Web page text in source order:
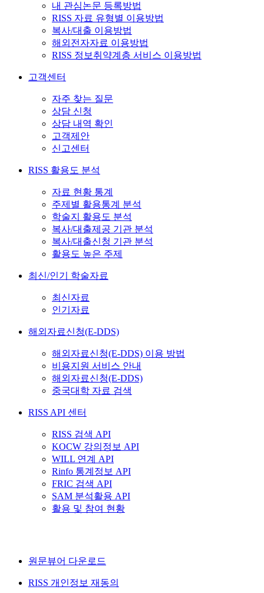
내 관심논문 등록방법
RISS 자료 유형별 이용방법
복사/대출 이용방법
해외전자자료 이용방법
RISS 정보취약계층 서비스 이용방법
고객센터
자주 찾는 질문
상담 신청
상담 내역 확인
고객제안
신고센터
RISS 활용도 분석
자료 현황 통계
주제별 활용통계 분석
학술지 활용도 분석
복사/대출제공 기관 분석
복사/대출신청 기관 분석
활용도 높은 주제
최신/인기 학술자료
최신자료
인기자료
해외자료신청(E-DDS)
해외자료신청(E-DDS) 이용 방법
비용지원 서비스 안내
해외자료신청(E-DDS)
중국대학 자료 검색
RISS API 센터
RISS 검색 API
KOCW 강의정보 API
WILL 연계 API
Rinfo 통계정보 API
FRIC 검색 API
SAM 분석활용 API
활용 및 참여 현황
원문뷰어 다운로드
RISS 개인정보 재동의